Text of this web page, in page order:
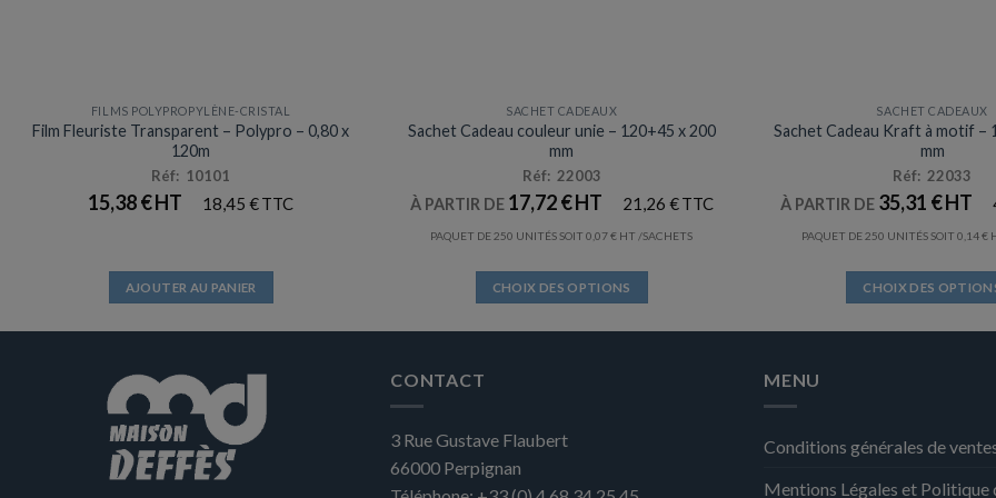
Prix en baisse
FILMS POLYPROPYLÈNE-CRISTAL
Film Fleuriste Transparent – Polypro – 0,80 x
120m
Réf: 10101
15,38€ 18,45€
AJOUTER AU PANIER
SACHET CADEAUX
Sachet Cadeau couleur unie – 120+45 x 200
mm
Réf: 22003
À PARTIR DE 17,72€ 21,26 €
PAQUET DE 250 UNITÉS SOIT 0,07€ /SACHETS
CHOIX DES OPTIONS
Les
peuvent
SACHET CADEAUX
Sachet Cadeau Kraft à motif –
mm
Réf: 22033
À PARTIR DE 35,31 €
PAQUET DE 250 UNITÉS SOIT 0,14€
CHOIX DES
Les
peuvent
CONTACT
3 Rue Gustave Flaubert
66000 Perpignan
MENU
Conditions générales de
Mentions Légales et Politique